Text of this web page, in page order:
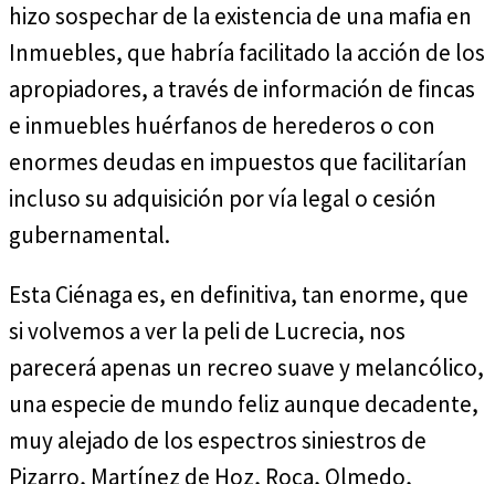
hizo sospechar de la existencia de una mafia en
Inmuebles, que habría facilitado la acción de los
apropiadores, a través de información de fincas
e inmuebles huérfanos de herederos o con
enormes deudas en impuestos que facilitarían
incluso su adquisición por vía legal o cesión
gubernamental.
Esta Ciénaga es, en definitiva, tan enorme, que
si volvemos a ver la peli de Lucrecia, nos
parecerá apenas un recreo suave y melancólico,
una especie de mundo feliz aunque decadente,
muy alejado de los espectros siniestros de
Pizarro, Martínez de Hoz, Roca, Olmedo,